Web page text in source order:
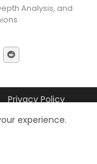
Analysis, and
Privacy Policy
Disclaimer
Reserved
experience.